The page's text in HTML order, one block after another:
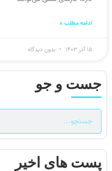
ادامه مطلب »
۱۵ آذر ۱۴۰۳ بدون دیدگاه
جست و جو
پست های اخیر